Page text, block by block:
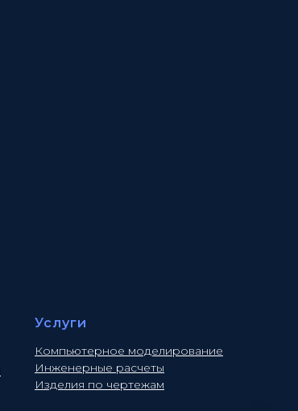
Услуги
Компьютерное моделирование
Инженерные расчеты
Изделия по чертежам